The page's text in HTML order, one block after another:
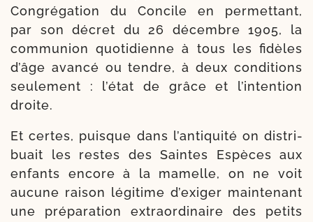
Congrégation du Concile en per­met­tant,
par son décret du 26 décembre 1905, la
com­mu­nion quo­ti­dienne à tous les fidèles
d’âge avan­cé ou tendre, à deux condi­tions
seule­ment : l’é­tat de grâce et l’in­ten­tion
droite.
Et certes, puisque dans l’an­ti­qui­té on dis­tri­
buait les restes des Saintes Espèces aux
enfants encore à la mamelle, on ne voit
aucune rai­son légi­time d’exi­ger main­te­nant
une pré­pa­ra­tion extra­or­di­naire des petits